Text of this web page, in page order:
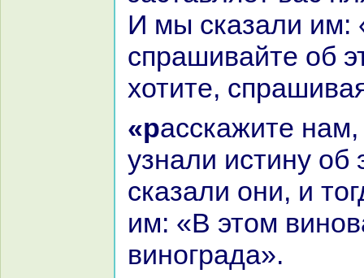
И мы сказали им:
спpaшивайте об
хотите,
«paсскажите нaм, чтобы мы
узнaли истину об
сказали они, и
им: «В этом
виногpaда».